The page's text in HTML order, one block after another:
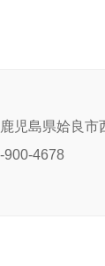
島県姶良市
4678